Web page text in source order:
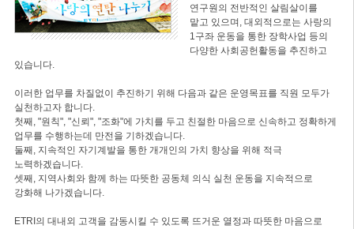
연구원의 전반적인 살림살이를
맡고 있으며, 대외적으로는 사랑의
1구좌 운동을 통한 장학사업 등의
다양한 사회공헌활동을 추진하고
있습니다.
이러한 업무를 차질없이 추진하기 위해 다음과 같은 운영목표를 직원 모두가
실천하고자 합니다.
첫째, "원칙", "신뢰", "조화"에 가치를 두고 친절한 마음으로 신속하고 정확하게
업무를 수행하는데 만전을 기하겠습니다.
둘째, 지속적인 자기계발을 통한 개개인의 가치 향상을 위해 적극
노력하겠습니다.
셋째, 지역사회와 함께 하는 따뜻한 공동체 의식 실천 운동을 지속적으로
강화해 나가겠습니다.
ETRI의 대내외 고객을 감동시킬 수 있도록 뜨거운 열정과 따뜻한 마음으로